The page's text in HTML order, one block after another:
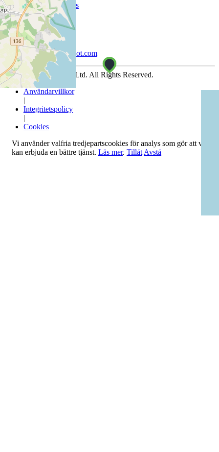
Lista din ställplats
Support
Hjälpcenter
info@campingspot.com
© 2026 Dockspot UK Ltd. All Rights Reserved.
Användarvillkor
|
Integritetspolicy
|
Cookies
Vi använder valfria tredjepartscookies för analys som gör att vi
kan erbjuda en bättre tjänst. Läs mer. Tillåt Avstå